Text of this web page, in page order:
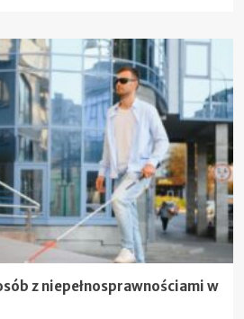
z niepełnosprawnościami w